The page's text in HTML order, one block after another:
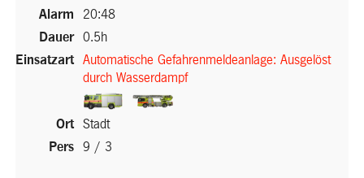
20:48
0.5h
Automatische Gefahrenmeldeanlage: Ausgelöst
durch Wasserdampf
(External
Stadt
9 / 3